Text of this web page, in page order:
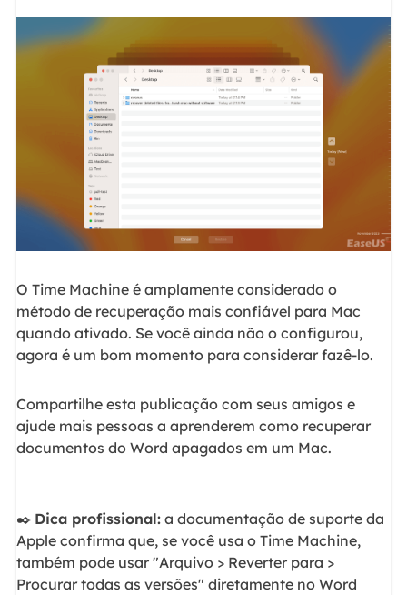
O Time Machine é amplamente considerado o
método de recuperação mais confiável para Mac
quando ativado. Se você ainda não o configurou,
agora é um bom momento para considerar fazê-lo.
Compartilhe esta publicação com seus amigos e
ajude mais pessoas a aprenderem como recuperar
documentos do Word apagados em um Mac.
✒️ Dica profissional:a documentação de suporte da
Apple confirma que, se você usa o Time Machine,
também pode usar "Arquivo > Reverter para >
Procurar todas as versões" diretamente no Word